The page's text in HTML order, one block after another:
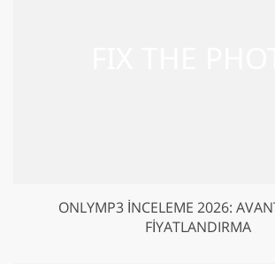
ONLYMP3 İNCELEME 2026:
FIYATLANDIRMA